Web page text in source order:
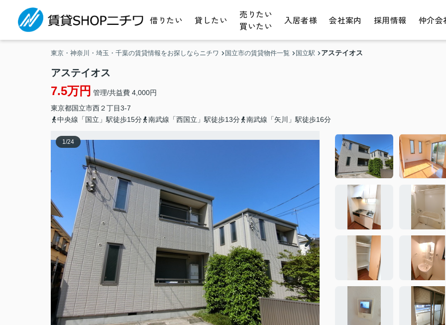
借りたい 貸したい
売りたい
買いたい
入居者様 会社案内 採用情報 仲介会
東京・神奈川・埼玉・千葉の賃貸情報をお探しならニチワ 国立市の賃貸物件一覧 国立駅 アステイオス
アステイオス
7.5万円 管理/共益費 4,000円
東京都国立市西２丁目3-7
中央線「国立」駅徒歩15分
南武線「西国立」駅徒歩13分 南武線「矢川」駅徒歩16分
1/24